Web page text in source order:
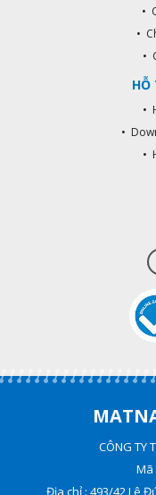
•
•
•
HỖ
•
•
•
CÔNG TY
Mã
Địa chỉ : 493/42 Lê